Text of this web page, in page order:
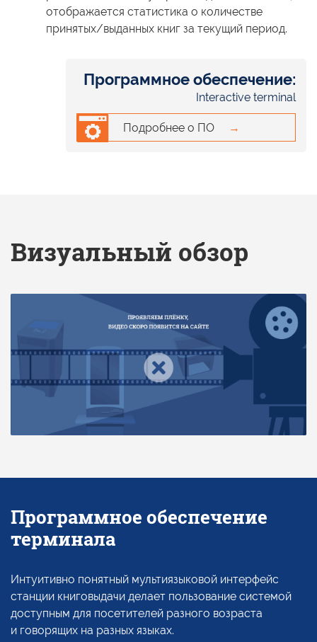
отображается статистика о количестве
принятых/выданных книг за текущий период.
Программное обеспечение:
Interactive terminal
Подробнее о ПО →
Визуальный обзор
Программное обеспечение
терминала
Интуитивно понятный мультиязыковой интерфейс
станции книговыдачи делает пользование системой
доступным для посетителей разного возраста
и говорящих на разных языках.